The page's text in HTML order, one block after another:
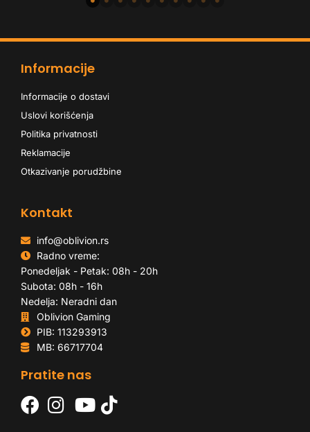
Informacije
Informacije o dostavi
Uslovi korišćenja
Politika privatnosti
Reklamacije
Otkazivanje porudžbine
Kontakt
info@oblivion.rs
Radno vreme:
Ponedeljak - Petak: 08h - 20h
Subota: 08h - 16h
Nedelja: Neradni dan
Oblivion Gaming
PIB: 113293913
MB: 66717704
Pratite nas